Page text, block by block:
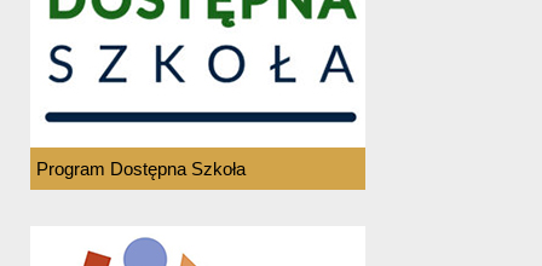
Program Dostępna Szkoła